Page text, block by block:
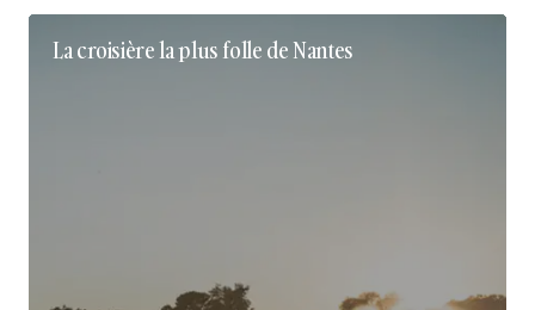
La croisière la plus folle de Nantes